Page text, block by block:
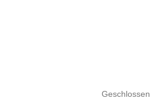
Geschlossen